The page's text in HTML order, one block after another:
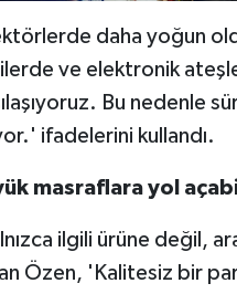
daha yoğun
ve elektronik
Bu nedenle
ifadelerini kullandı.
masraflara yol
ilgili ürüne değil,
Özen, 'Kalitesiz bir